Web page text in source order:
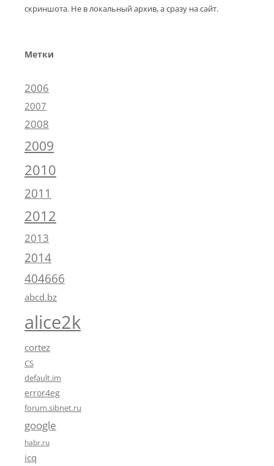
скриншота. Не в локальный архив, а сразу на сайт.
Метки
2006
2007
2008
2009
2010
2011
2012
2013
2014
404666
abcd.bz
alice2k
cortez
CS
default.im
error4eg
forum.sibnet.ru
google
habr.ru
icq